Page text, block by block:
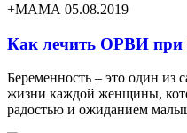
+МАМА 05.08.2019
Как лечить ОРВИ при
Беременность – это один из
жизни каждой женщины,
радостью и ожиданием